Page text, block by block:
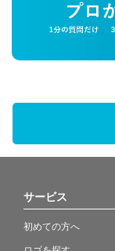
サービス
初めての方へ